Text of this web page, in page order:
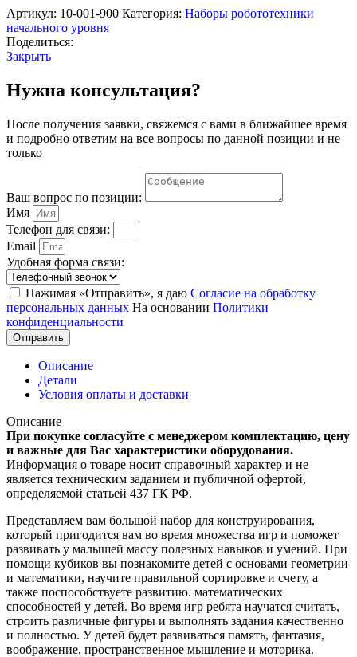
Артикул: 10-001-900 Категория: Наборы робототехники
начального уровня
Поделиться:
Закрыть
Нужна консультация?
После получения заявки, свяжемся с вами в ближайшее время
и подробно ответим на все вопросы по данной позиции и не
только
Ваш вопрос по позиции:
Имя
Телефон для связи:
Email
Удобная форма связи:
Нажимая «Отправить», я даю Согласие на обработку
персональных данных На основании Политики
конфиденциальности
Отправить
Описание
Детали
Условия оплаты и доставки
Описание
При покупке согласуйте с менеджером комплектацию, цену
и важные для Вас характеристики оборудования.
Информация о товаре носит справочный характер и не
является техническим заданием и публичной офертой,
определяемой статьей 437 ГК РФ.
Представляем вам большой набор для конструирования,
который пригодится вам во время множества игр и поможет
развивать у малышей массу полезных навыков и умений. При
помощи кубиков вы познакомите детей с основами геометрии
и математики, научите правильной сортировке и счету, а
также поспособствуете развитию. математических
способностей у детей. Во время игр ребята научатся считать,
строить различные фигуры и выполнять задания качественно
и полностью. У детей будет развиваться память, фантазия,
воображение, пространственное мышление и моторика.